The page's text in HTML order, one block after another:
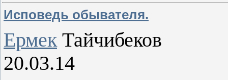
Исповедь обывателя.
ЕрмекТайчибеков
20.03.14